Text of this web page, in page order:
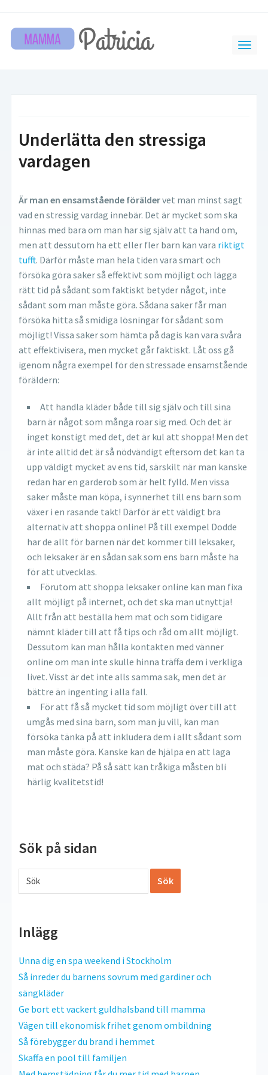
Underlätta den stressiga
vardagen
Är man en ensamstående föräldervet man minst sagt
vad en stressig vardag innebär. Det är mycket som ska
hinnas med bara om man har sig själv att ta hand om,
men att dessutom ha ett eller fler barn kan vara riktigt
tufft. Därför måste man hela tiden vara smart och
försöka göra saker så effektivt som möjligt och lägga
rätt tid på sådant som faktiskt betyder något, inte
sådant som man måste göra. Sådana saker får man
försöka hitta så smidiga lösningar för sådant som
möjligt! Vissa saker som hämta på dagis kan vara svåra
att effektivisera, men mycket går faktiskt. Låt oss gå
igenom några exempel för den stressade ensamstående
föräldern:
Att handla kläder både till sig själv och till sina
barn är något som många roar sig med. Och det är
inget konstigt med det, det är kul att shoppa! Men det
är inte alltid det är så nödvändigt eftersom det kan ta
upp väldigt mycket av ens tid, särskilt när man kanske
redan har en garderob som är helt fylld. Men vissa
saker måste man köpa, i synnerhet till ens barn som
växer i en rasande takt! Därför är ett väldigt bra
alternativ att shoppa online! På till exempel Dodde
har de allt för barnen när det kommer till leksaker,
och leksaker är en sådan sak som ens barn måste ha
för att utvecklas.
Förutom att shoppa leksaker online kan man fixa
allt möjligt på internet, och det ska man utnyttja!
Allt från att beställa hem mat och som tidigare
nämnt kläder till att få tips och råd om allt möjligt.
Dessutom kan man hålla kontakten med vänner
online om man inte skulle hinna träffa dem i verkliga
livet. Visst är det inte alls samma sak, men det är
bättre än ingenting i alla fall.
För att få så mycket tid som möjligt över till att
umgås med sina barn, som man ju vill, kan man
försöka tänka på att inkludera dem i allt sådant som
man måste göra. Kanske kan de hjälpa en att laga
mat och städa? På så sätt kan tråkiga måsten bli
härlig kvalitetstid!
Sök på sidan
Inlägg
Unna dig en spa weekend i Stockholm
Så inreder du barnens sovrum med gardiner och
sängkläder
Ge bort ett vackert guldhalsband till mamma
Vägen till ekonomisk frihet genom ombildning
Så förebygger du brand i hemmet
Skaffa en pool till familjen